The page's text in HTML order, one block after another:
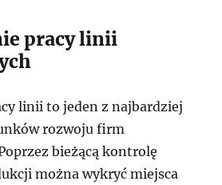
pracy linii
linii to jeden z najbardziej
rozwoju firm
bieżącą kontrolę
można wykryć miejsca